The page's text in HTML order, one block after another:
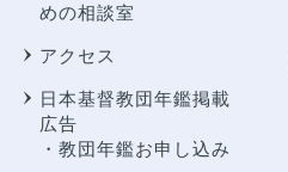
めの相談室
アクセス
日本基督教団年鑑掲載
広告
・教団年鑑お申し込み